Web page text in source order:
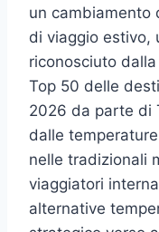
un cambiamento
di viaggio estivo,
riconosciuto
Top 50 delle
2026 da parte di
dalle
nelle tradizionali
viaggiatori
alternative